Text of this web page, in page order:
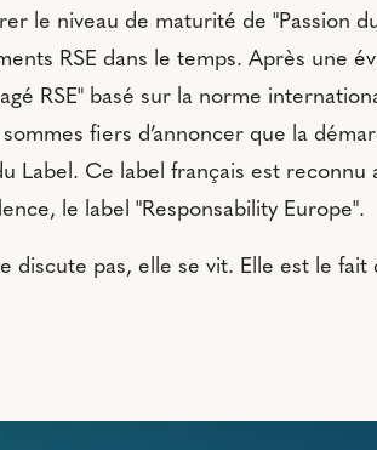
le niveau de maturité de "Passion
RSE dans le temps. Après une
RSE" basé sur la norme
fiers d’annoncer que la
Label. Ce label français est reconnu
le label "Responsability Europe".
discute pas, elle se vit. Elle est le fait